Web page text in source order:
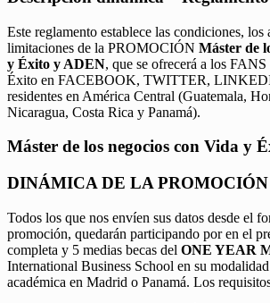
Este reglamento establece las condiciones, los
limitaciones de la PROMOCIÓN Máster de
y Éxito y ADEN, que se ofrecerá a los
Éxito en FACEBOOK, TWITTER,
residentes en América Central (Guatemala,
Nicaragua, Costa Rica y Panamá).
Máster de los negocios con Vida y
DINÁMICA DE LA PROMOCIÓN
Todos los que nos envíen sus datos desde el
promoción, quedarán participando por en el
completa y 5 medias becas del ONE YEAR
International Business School en su
académica en Madrid o Panamá. Los